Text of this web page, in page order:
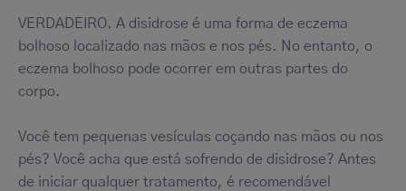
VERDADEIRO. A disidrose é uma forma de eczema
bolhoso localizado nas mãos e nos pés. No entanto, o
eczema bolhoso pode ocorrer em outras partes do
corpo.
Você tem pequenas vesículas coçando nas mãos ou nos
pés? Você acha que está sofrendo de disidrose? Antes
de iniciar qualquer tratamento, é recomendável